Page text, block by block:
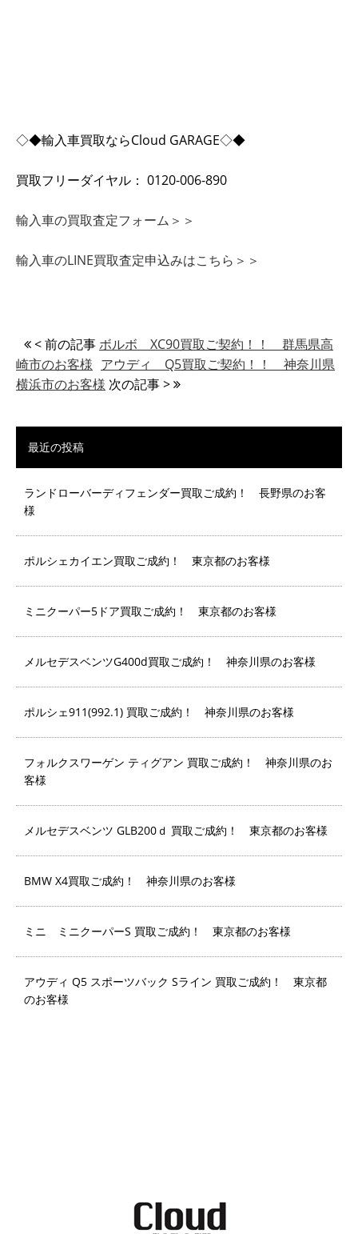
◇◆輸入車買取ならCloud GARAGE◇◆
買取フリーダイヤル： 0120-006-890
輸入車の買取査定フォーム＞＞
輸入車のLINE買取査定申込みはこちら＞＞
< 前の記事ボルボ XC90買取ご契約！！ 群馬県高
崎市のお客様 アウディ Q5買取ご契約！！ 神奈川県
横浜市のお客様 次の記事 >
最近の投稿
ランドローバーディフェンダー買取ご成約！ 長野県のお客
様
ポルシェカイエン買取ご成約！ 東京都のお客様
ミニクーパー5ドア買取ご成約！ 東京都のお客様
メルセデスベンツG400d買取ご成約！ 神奈川県のお客様
ポルシェ911(992.1) 買取ご成約！ 神奈川県のお客様
フォルクスワーゲン ティグアン 買取ご成約！ 神奈川県のお
客様
メルセデスベンツ GLB200ｄ 買取ご成約！ 東京都のお客様
BMW X4買取ご成約！ 神奈川県のお客様
ミニ ミニクーパーS 買取ご成約！ 東京都のお客様
アウディ Q5 スポーツバック Sライン 買取ご成約！ 東京都
のお客様